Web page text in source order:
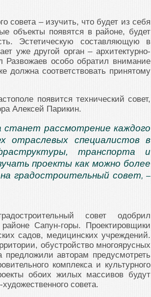
совета – изучить, что будет из себя
объекты появятся в районе, будет
Эстетическую составляющую в
уже другой орган – архитектурно-
особо обратил внимание
должна соответствовать принятому
появится технический совет,
Алексей Парикин.
станет рассмотрение каждого
отраслевых специалистов в
транспорта и
проекты как можно более
градостроительный совет, –
совет одобрил
Сапун-горы. Проектировщики
садов, медицинских учреждений.
обустройство многоярусных
предложили авторам предусмотреть
комплекса и культурного
обоих жилых массивов будут
совета.